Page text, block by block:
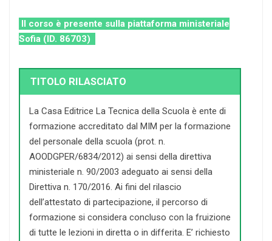
Il corso è presente sulla piattaforma ministeriale
Sofia (ID. 86703)
TITOLO RILASCIATO
La Casa Editrice La Tecnica della Scuola è ente di
formazione accreditato dal MIM per la formazione
del personale della scuola (prot. n.
AOODGPER/6834/2012) ai sensi della direttiva
ministeriale n. 90/2003 adeguato ai sensi della
Direttiva n. 170/2016. Ai fini del rilascio
dell’attestato di partecipazione, il percorso di
formazione si considera concluso con la fruizione
di tutte le lezioni in diretta o in differita. E’ richiesto